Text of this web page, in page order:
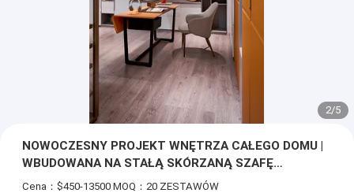
3/5
NOWOCZESNY PROJEKT WNĘTRZA CAŁEGO DOMU |
WBUDOWANA NA STAŁĄ SKÓRZANĄ SZAFĘ
WIDOCZNE I POMARAŃCZOWE RUCHOME KRZESŁO
Cena：$450-13500 MOQ：20 ZESTAWÓW